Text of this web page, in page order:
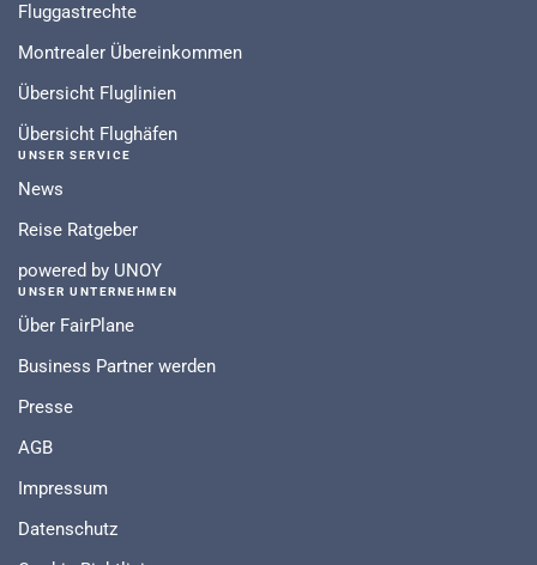
Fluggastrechte
Montrealer Übereinkommen
Übersicht Fluglinien
Übersicht Flughäfen
UNSER SERVICE
News
Reise Ratgeber
powered by UNOY
UNSER UNTERNEHMEN
Über FairPlane
Business Partner werden
Presse
AGB
Impressum
Datenschutz